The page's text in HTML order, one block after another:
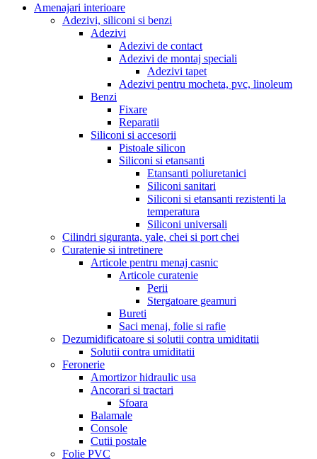
Amenajari interioare
Adezivi, siliconi si benzi
Adezivi
Adezivi de contact
Adezivi de montaj speciali
Adezivi tapet
Adezivi pentru mocheta, pvc, linoleum
Benzi
Fixare
Reparatii
Siliconi si accesorii
Pistoale silicon
Siliconi si etansanti
Etansanti poliuretanici
Siliconi sanitari
Siliconi si etansanti rezistenti la
temperatura
Siliconi universali
Cilindri siguranta, yale, chei si port chei
Curatenie si intretinere
Articole pentru menaj casnic
Articole curatenie
Perii
Stergatoare geamuri
Bureti
Saci menaj, folie si rafie
Dezumidificatoare si solutii contra umiditatii
Solutii contra umiditatii
Feronerie
Amortizor hidraulic usa
Ancorari si tractari
Sfoara
Balamale
Console
Cutii postale
Folie PVC